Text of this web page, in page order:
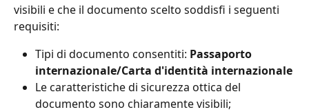
visibili e che il documento scelto soddisfi i seguenti
requisiti:
Tipi di documento consentiti: Passaporto
internazionale/Carta d'identità internazionale
Le caratteristiche di sicurezza ottica del
documento sono chiaramente visibili;